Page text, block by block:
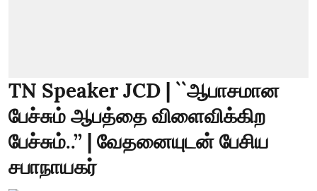
TN Speaker JCD | ``ஆபாசமான
பேச்சும் ஆபத்தை விளைவிக்கிற
பேச்சும்..’’ | வேதனையுடன் பேசிய
சபாநாயகர்